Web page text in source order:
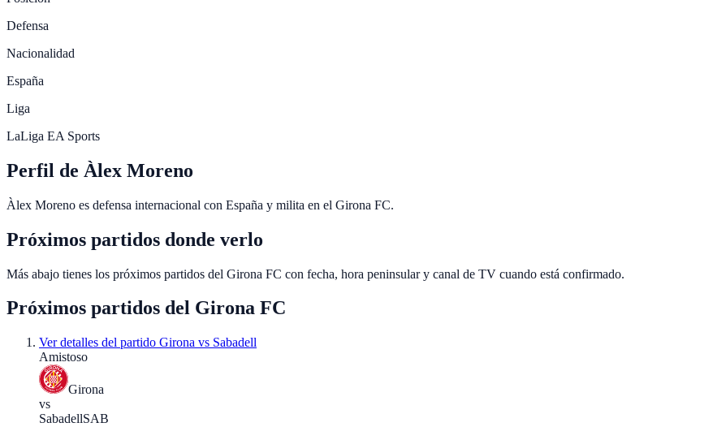
Defensa
Nacionalidad
España
Liga
LaLiga EA Sports
Perfil de Àlex Moreno
Àlex Moreno es defensa internacional con España y milita en el Girona FC.
Próximos partidos donde verlo
Más abajo tienes los próximos partidos del Girona FC con fecha, hora peninsular y canal de TV cuando está confirmado.
Próximos partidos del Girona FC
Ver detalles del partido Girona vs Sabadell
Amistoso
Girona
vs
SabadellSAB